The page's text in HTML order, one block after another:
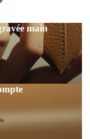
main